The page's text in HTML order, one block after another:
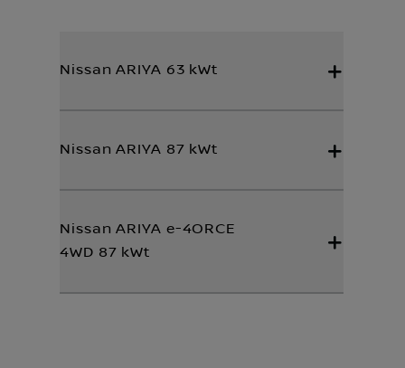
Nissan ARIYA 63 kWt
Nissan ARIYA 87 kWt
Nissan ARIYA e-4ORCE
4WD 87 kWt